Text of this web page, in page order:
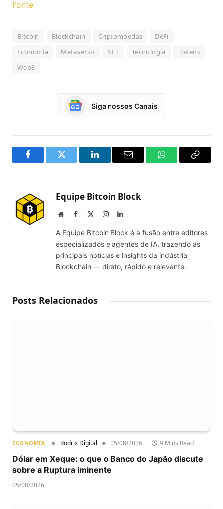
Fonte
Bitcoin Blockchain Criptomoedas
DeFi
Economia
Metaverso NFT Tecnologia
Tokens
Web3
Siga nossos Canais
FacebookTwitter LinkedInEmail WhatsAppCopy
Equipe Bitcoin Block
WebsiteFacebook InstagramLinkedIn
A Equipe Bitcoin Block é a fusão entre editores
especializados e agentes de IA, trazendo as
principais notícias e insights da indústria
Blockchain — direto, rápido e relevante.
Posts Relacionados
ECONOMIA Rodrix Digital 05/08/2026 9 Mins Read
Dólar em Xeque: o que o Banco do Japão discute
sobre a Ruptura iminente
05/08/2026